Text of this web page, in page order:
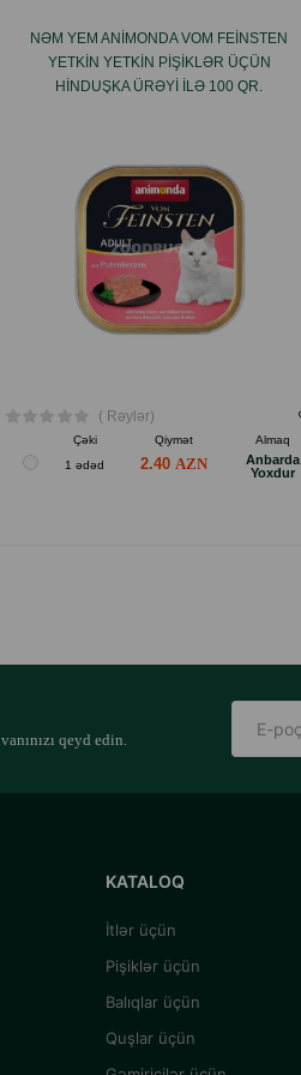
NƏM YEM ANIMONDA VOM FEINSTEN
YETKIN YETKIN PIŞIKLƏR ÜÇÜN
HINDUŞKA ÜRƏYI ILƏ 100 QR.
( Rəylər)
Çəki Qiymət
Almaq
1 ədəd
2.40
Anbarda
Yoxdur
qeyd edin.
KATALOQ
İtlər üçün
Pişiklər üçün
Balıqlar üçün
Quşlar üçün